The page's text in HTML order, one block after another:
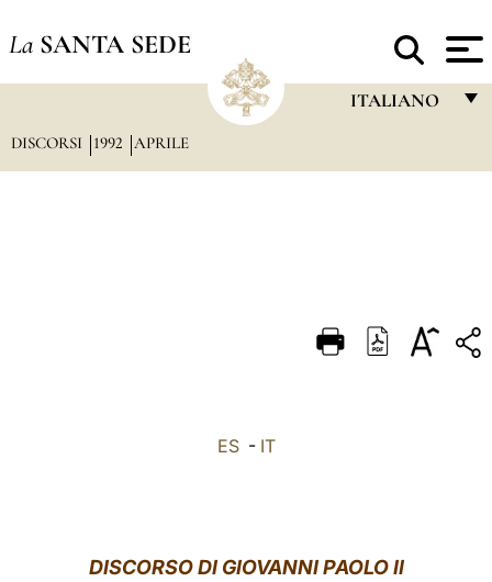
La SANTA SEDE
ITALIANO
DEUTSCH
DISCORSI 1992 APRILE
ES- IT
DISCORSO DI GIOVANNI PAOLO II